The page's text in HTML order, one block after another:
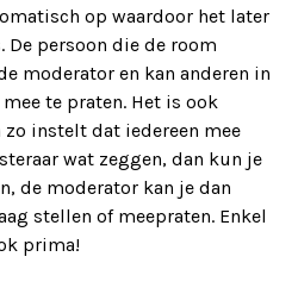
op waardoor het later
persoon die de room
moderator en kan anderen in
te praten. Het is ook
instelt dat iedereen mee
wat zeggen, dan kun je
de moderator kan je dan
stellen of meepraten. Enkel
prima!